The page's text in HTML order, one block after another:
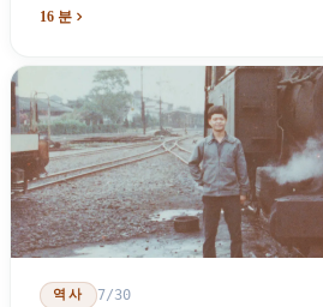
념하기 위해 스스로 세운 박물관. 계엄 해
16 분
역사 7/30